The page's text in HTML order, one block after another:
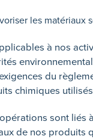
les matériaux
à nos
du
chimiques
sont liés
de nos produits